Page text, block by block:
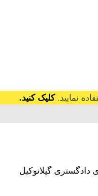
نمایید. کلیک کنید.
دادگستری گیلانوکیل